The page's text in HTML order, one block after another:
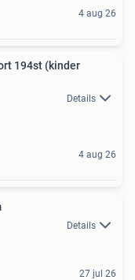
4 aug 26
194st (kinder
Details
4 aug 26
Details
27 jul 26